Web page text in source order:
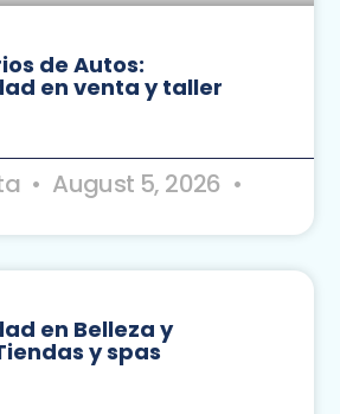
de Autos:
en venta y taller
August 5, 2026
en Belleza y
y spas